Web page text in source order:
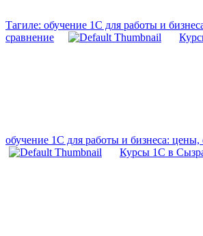
Тагиле: обучение 1С для работы и
сравнение
обучение 1С для работы и бизнеса: цены,
Курсы 1С в